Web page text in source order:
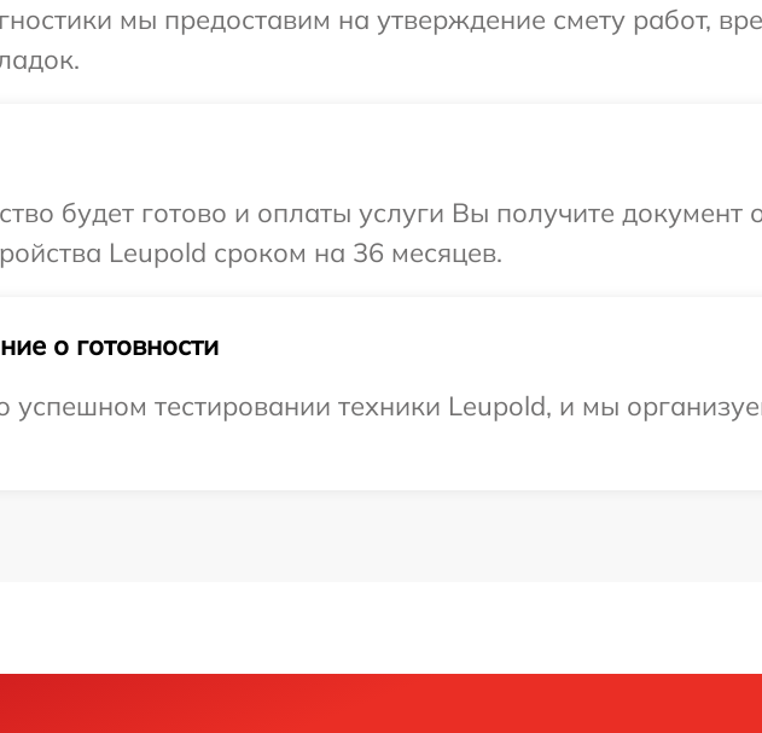
мы предоставим на утверждение смету работ,
будет готово и оплаты услуги Вы получите документ
Leupold сроком на 36 месяцев.
о готовности
тестировании техники Leupold, и мы